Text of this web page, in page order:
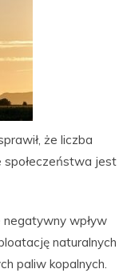
że liczba
społeczeństwa jest
wpływ
naturalnych
paliw kopalnych.